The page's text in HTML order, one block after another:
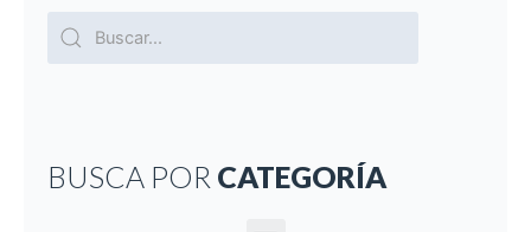
BUSCA POR CATEGORÍA